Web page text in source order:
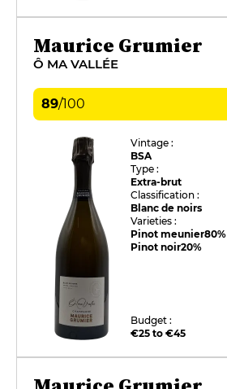
Maurice Grumier
Ô MA VALLÉE
89/100
Vintage :
BSA
Type :
Extra-brut
Classification :
Blanc de noirs
Varieties :
Pinot meunier80%
Pinot noir20%
Budget :
€25 to €45